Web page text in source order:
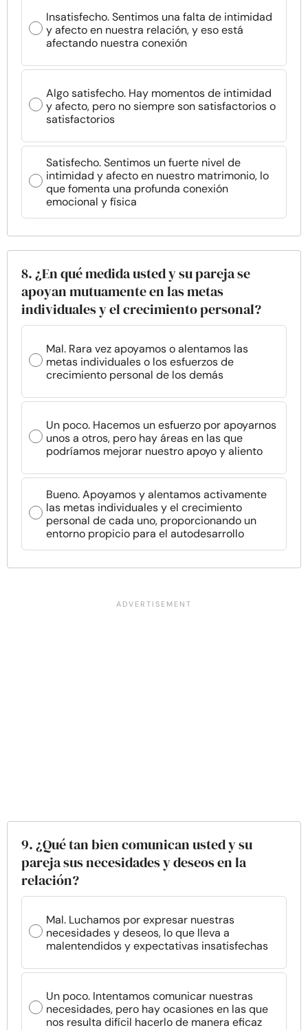
Insatisfecho. Sentimos una falta de intimidad
y afecto en nuestra relación, y eso está
afectando nuestra conexión
Algo satisfecho. Hay momentos de intimidad
y afecto, pero no siempre son satisfactorios o
satisfactorios
Satisfecho. Sentimos un fuerte nivel de
intimidad y afecto en nuestro matrimonio, lo
que fomenta una profunda conexión
emocional y física
8. ¿En qué medida usted y su pareja se
apoyan mutuamente en las metas
individuales y el crecimiento personal?
Mal. Rara vez apoyamos o alentamos las
metas individuales o los esfuerzos de
crecimiento personal de los demás
Un poco. Hacemos un esfuerzo por apoyarnos
unos a otros, pero hay áreas en las que
podríamos mejorar nuestro apoyo y aliento
Bueno. Apoyamos y alentamos activamente
las metas individuales y el crecimiento
personal de cada uno, proporcionando un
entorno propicio para el autodesarrollo
9. ¿Qué tan bien comunican usted y su
pareja sus necesidades y deseos en la
relación?
Mal. Luchamos por expresar nuestras
necesidades y deseos, lo que lleva a
malentendidos y expectativas insatisfechas
Un poco. Intentamos comunicar nuestras
necesidades, pero hay ocasiones en las que
nos resulta difícil hacerlo de manera eficaz